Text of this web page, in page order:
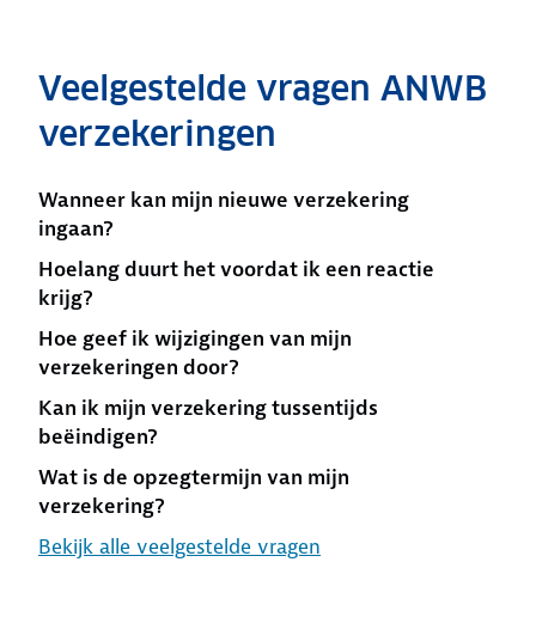
Veelgestelde vragen ANWB
verzekeringen
Wanneer kan mijn nieuwe verzekering
ingaan?
Hoelang duurt het voordat ik een reactie
krijg?
Hoe geef ik wijzigingen van mijn
verzekeringen door?
Kan ik mijn verzekering tussentijds
beëindigen?
Wat is de opzegtermijn van mijn
verzekering?
Bekijk alle veelgestelde vragen